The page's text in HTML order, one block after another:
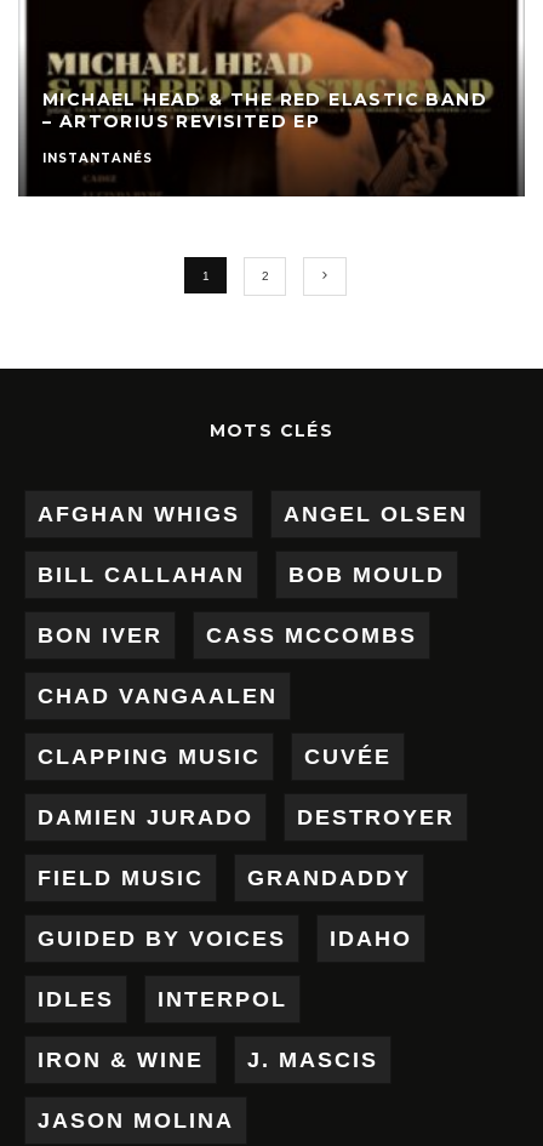
MICHAEL HEAD & THE RED ELASTIC BAND
– ARTORIUS REVISITED EP
INSTANTANÉS
1 2
MOTS CLÉS
AFGHAN WHIGS ANGEL OLSEN
BILL CALLAHAN BOB MOULD
BON IVER CASS MCCOMBS
CHAD VANGAALEN
CLAPPING MUSIC CUVÉE
DAMIEN JURADO DESTROYER
FIELD MUSIC GRANDADDY
GUIDED BY VOICES IDAHO
IDLES INTERPOL
IRON & WINE J. MASCIS
JASON MOLINA